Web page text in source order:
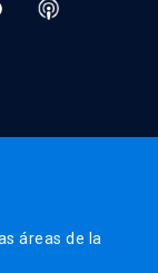
áreas de la